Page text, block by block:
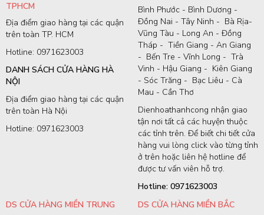
TPHCM
Địa điểm giao hàng tại các quận
trên toàn TP. HCM
Hotline: 0971623003
DANH SÁCH CỬA HÀNG HÀ
NỘI
Địa điểm giao hàng tại các quận
trên toàn Hà Nội
Hotline: 0971623003
Bình Phước - Bình Dương -
Đồng Nai - Tây Ninh - Bà Rịa-
Vũng Tàu - Long An - Đồng
Tháp - Tiền Giang - An Giang
- Bến Tre - Vĩnh Long - Trà
Vinh - Hậu Giang - Kiên Giang
- Sóc Trăng - Bạc Liêu - Cà
Mau - Cần Thơ
Dienhoathanhcong nhận giao
tận nơi tất cả các huyện thuộc
các tỉnh trên. Để biết chi tiết cửa
hàng vui lòng click vào từng tỉnh
ở trên hoặc liên hệ hotline để
được tư vấn viên hỗ trợ.
Hotline: 0971623003
DS CỬA HÀNG MIỀN TRUNG
DS CỬA HÀNG MIỀN BẮC